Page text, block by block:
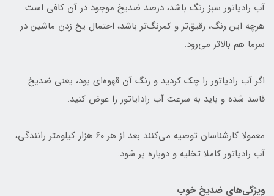
آب رادیاتور سبز رنگ باشد، درصد ضدیخ موجود در آن کافی است.
هرچه این رنگ، رقیق‌تر و کمرنگ‌تر باشد، احتمال یخ زدن ماشین در
سرما هم بالاتر می‌رود.
اگر آب رادیاتور را چک کردید و رنگ آن قهوه‌ای بود، یعنی ضدیخ
فاسد شده و باید به سرعت‌ آب رادایاتور را عوض کنید.
معمولا کارشناسان توصیه می‌کنند بعد از هر ۶۰ هزار کیلومتر رانندگی،
آب رادیاتور کاملا تخلیه و دوباره پر شود.
ویژگی‌های ضدیخ خوب